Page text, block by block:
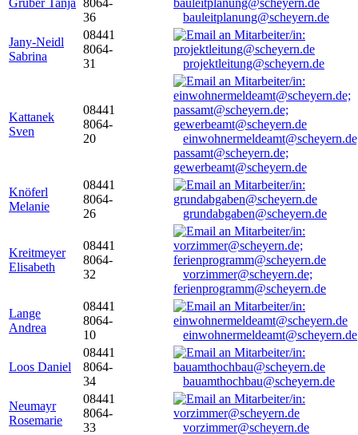
Gruber Tanja 8064-
36
bauleitplanung@scheyern.de
Jany-Neidl
Sabrina
08441
8064-
31
projektleitung@scheyern.de
Kattanek
Sven
08441
8064-
20
passamt@scheyern.de;
gewerbeamt@scheyern.de
Knöferl
Melanie
08441
8064-
26
grundabgaben@scheyern.de
Kreitmeyer
Elisabeth
08441
8064-
32
vorzimmer@scheyern.de;
ferienprogramm@scheyern.de
Lange
Andrea
08441
8064-
10
einwohnermeldeamt@scheyern.de
Loos Daniel
08441
8064-
34
bauamthochbau@scheyern.de
Neumayr
Rosemarie
08441
8064-
33
vorzimmer@scheyern.de